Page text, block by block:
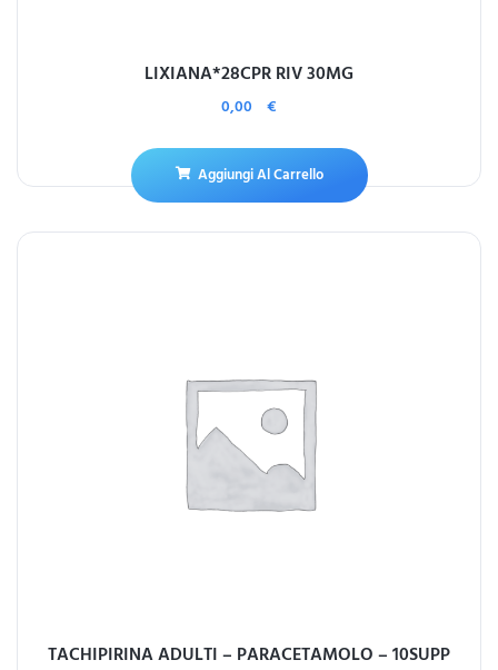
LIXIANA*28CPR RIV 30MG
0,00 €
Aggiungi Al Carrello
TACHIPIRINA ADULTI – PARACETAMOLO – 10SUPP